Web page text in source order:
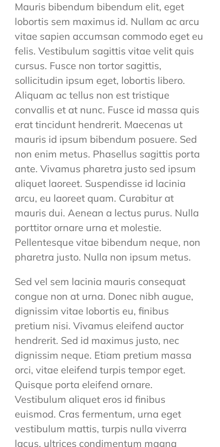
Mauris bibendum bibendum elit, eget
lobortis sem maximus id. Nullam ac arcu
vitae sapien accumsan commodo eget eu
felis. Vestibulum sagittis vitae velit quis
cursus. Fusce non tortor sagittis,
sollicitudin ipsum eget, lobortis libero.
Aliquam ac tellus non est tristique
convallis et at nunc. Fusce id massa quis
erat tincidunt hendrerit. Maecenas ut
mauris id ipsum bibendum posuere. Sed
non enim metus. Phasellus sagittis porta
ante. Vivamus pharetra justo sed ipsum
aliquet laoreet. Suspendisse id lacinia
arcu, eu laoreet quam. Curabitur at
mauris dui. Aenean a lectus purus. Nulla
porttitor ornare urna et molestie.
Pellentesque vitae bibendum neque, non
pharetra justo. Nulla non ipsum metus.
Sed vel sem lacinia mauris consequat
congue non at urna. Donec nibh augue,
dignissim vitae lobortis eu, finibus
pretium nisi. Vivamus eleifend auctor
hendrerit. Sed id maximus justo, nec
dignissim neque. Etiam pretium massa
orci, vitae eleifend turpis tempor eget.
Quisque porta eleifend ornare.
Vestibulum aliquet eros id finibus
euismod. Cras fermentum, urna eget
vestibulum mattis, turpis nulla viverra
lacus, ultrices condimentum magna